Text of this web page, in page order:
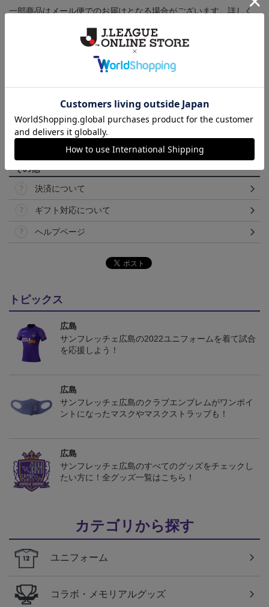
一部商品はメール便でのお届けとなる場合がございます。詳しく
のメーカー・機種・画面設定等により、実際の商品の色と異なっ
て見える場合がございます。あらかじめご了承ください。
【仕様について】
取り扱い商品によっては、パッケージやデザインなどの仕様が予
告なく変更になることがございます。
その他
決済について
ギフト対応について
ヘルプページ
トピックス
広島
サンフレッチェ広島の2022ユニフォームを着て試合
を応援しよう！
広島
サンフレッチェ広島のクラブエンブレムがワンポイ
ントになったマスクやマスクストラップも！
広島
サンフレッチェ広島のすべてのグッズをチェックし
たい方に！全グッズ一覧はこちら！
カテゴリから探す
ユニフォーム
コラボ・メモリアルグッズ